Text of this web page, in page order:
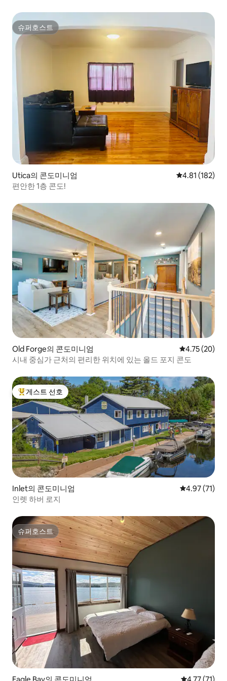
슈퍼호스트
슈퍼호스트
Utica의 콘도미니엄 평점 4.81점(5
4.81 (182)
편안한 1층 콘도!
Old Forge의 콘도미니엄 평점 4.75점
4.75 (20)
시내 중심가 근처의 편리한 위치에 있는 올드 포지 콘도
상위 게스트 선호
게스트 선호
Inlet의 콘도미니엄 평점 4.97점
4.97 (71)
인렛 하버 로지
슈퍼호스트
슈퍼호스트